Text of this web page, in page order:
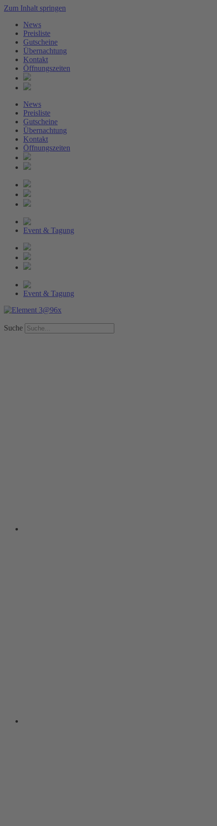
Zum Inhalt springen
News
Preisliste
Gutscheine
Übernachtung
Kontakt
Öffnungszeiten
News
Preisliste
Gutscheine
Übernachtung
Kontakt
Öffnungszeiten
Event & Tagung
Event & Tagung
Suche